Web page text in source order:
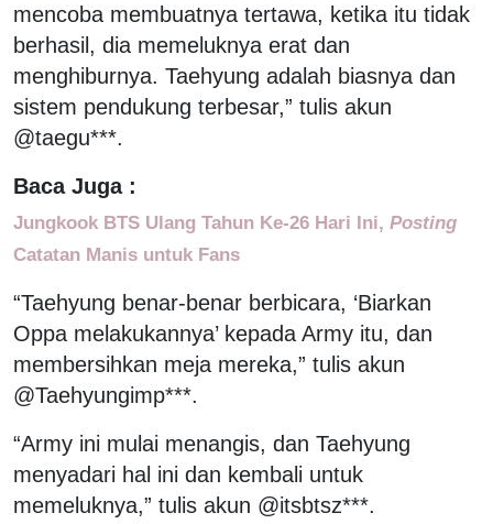
mencoba membuatnya tertawa, ketika itu tidak
berhasil, dia memeluknya erat dan
menghiburnya. Taehyung adalah biasnya dan
sistem pendukung terbesar,” tulis akun
@taegu***.
Baca Juga :
Jungkook BTS Ulang Tahun Ke-26 Hari Ini, Posting
Catatan Manis untuk Fans
“Taehyung benar-benar berbicara, ‘Biarkan
Oppa melakukannya’ kepada Army itu, dan
membersihkan meja mereka,” tulis akun
@Taehyungimp***.
“Army ini mulai menangis, dan Taehyung
menyadari hal ini dan kembali untuk
memeluknya,” tulis akun @itsbtsz***.